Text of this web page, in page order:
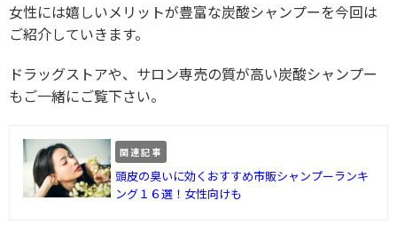
女性には嬉しいメリットが豊富な炭酸シャンプーを今回は
ご紹介していきます。
ドラッグストアや、サロン専売の質が高い炭酸シャンプー
もご一緒にご覧下さい。
関連記事
頭皮の臭いに効くおすすめ市販シャンプーランキ
ング１６選！女性向けも